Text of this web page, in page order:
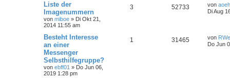
Liste der
Imagenummern
von miboe » Di Okt 21,
2014 11:55 am
3 52733 von
Di Aug
Besteht Interesse
an einer
Messenger
Selbsthilfegruppe?
von ebff01 » Do Jun 06,
2019 1:28 pm
1 31465 von
Do Jun